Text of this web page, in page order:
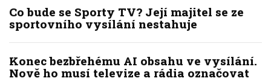
Co bude se Sporty TV? Její majitel se ze
sportovního vysílání nestahuje
Konec bezbřehému AI obsahu ve vysílání.
Nově ho musí televize a rádia označovat